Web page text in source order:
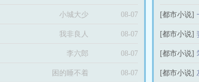
[都市小说]
[都市小说]
[都市小说]
[都市小说]
小城大少 08-07
我非良人 08-07
李六郎 08-07
困的睡不着 08-07